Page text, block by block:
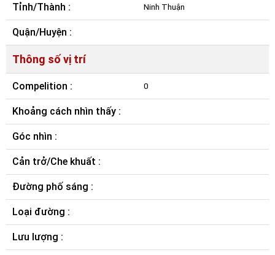
Tỉnh/Thành : Ninh Thuận
Quận/Huyện :
Thông số vị trí
Compelition : 0
Khoảng cách nhìn thấy :
Góc nhìn :
Cản trở/Che khuất :
Đường phố sáng :
Loại đường :
Lưu lượng :